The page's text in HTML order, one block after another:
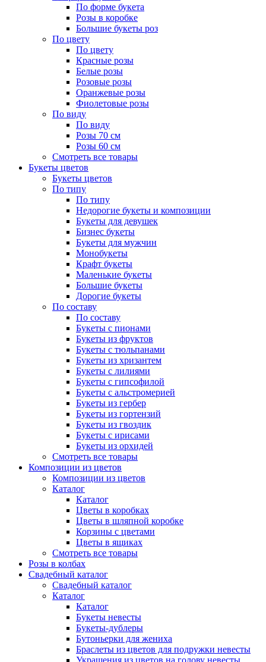
По форме букета
Розы в коробке
Большие букеты роз
По цвету
По цвету
Красные розы
Белые розы
Розовые розы
Оранжевые розы
Фиолетовые розы
По виду
По виду
Розы 70 см
Розы 60 см
Смотреть все товары
Букеты цветов
Букеты цветов
По типу
По типу
Недорогие букеты и композиции
Букеты для девушек
Бизнес букеты
Букеты для мужчин
Монобукеты
Крафт букеты
Маленькие букеты
Большие букеты
Дорогие букеты
По составу
По составу
Букеты с пионами
Букеты из фруктов
Букеты с тюльпанами
Букеты из хризантем
Букеты с лилиями
Букеты с гипсофилой
Букеты с альстромерией
Букеты из гербер
Букеты из гортензий
Букеты из гвоздик
Букеты с ирисами
Букеты из орхидей
Смотреть все товары
Композиции из цветов
Композиции из цветов
Каталог
Каталог
Цветы в коробках
Цветы в шляпной коробке
Корзины с цветами
Цветы в ящиках
Смотреть все товары
Розы в колбах
Свадебный каталог
Свадебный каталог
Каталог
Каталог
Букеты невесты
Букеты-дублеры
Бутоньерки для жениха
Браслеты из цветов для подружки невесты